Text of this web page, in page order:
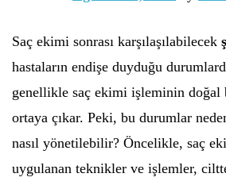
Saç ekimi sonrası karşılaşılabilecek
hastaların endişe duyduğu
genellikle saç ekimi işleminin doğal
ortaya çıkar. Peki, bu durumlar
nasıl yönetilebilir? Öncelikle, saç
uygulanan teknikler ve işlemler,